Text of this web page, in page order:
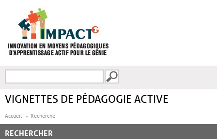
FORMULAIRE DE
VIGNETTES DE PÉDAGOGIE ACTIVE
Accueil Recherche
RECHERCHER